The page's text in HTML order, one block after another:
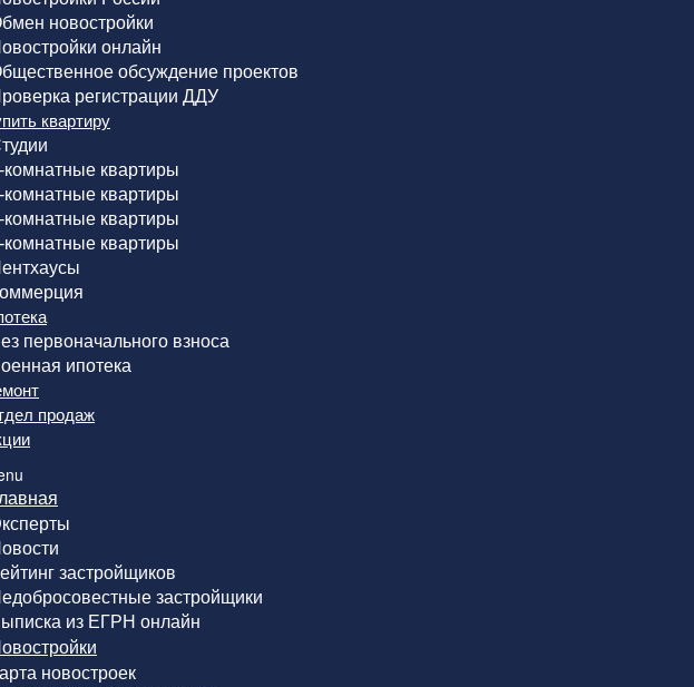
новостройки
онлайн
обсуждение проектов
регистрации ДДУ
квартиру
комнатные квартиры
комнатные квартиры
комнатные квартиры
комнатные квартиры
первоначального взноса
ипотека
продаж
застройщиков
застройщики
из ЕГРН онлайн
новостроек